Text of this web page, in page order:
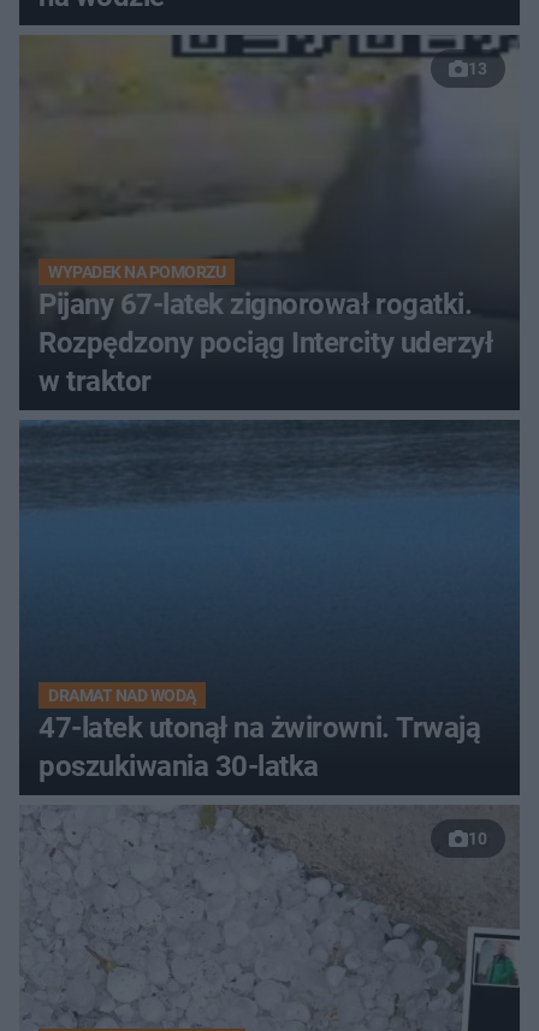
13
WYPADEK NA POMORZU
Pijany 67-latek zignorował rogatki.
Rozpędzony pociąg Intercity uderzył
w traktor
DRAMAT NAD WODĄ
47-latek utonął na żwirowni. Trwają
poszukiwania 30-latka
10